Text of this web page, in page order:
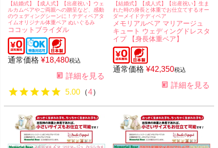
【結婚式】【成人式】【出産祝い】ウェ
ルカムベアやご両親への贈呈など、感動
のウェディングシーンに！テディベアタ
イムオリジナル体重ベア ぬいぐるみ
ココットブライダル
通常価格 ¥18,480税込
詳細を見る
5.00 （4）
【結婚式】【成人式】【出産祝い】生ま
れた時の身長と体重でお仕立てするオー
ダーメイドテディベア
メモリアルベア マリアージュ
キュート ウェディングドレスタ
イプ 【身長体重ベア】
通常価格 ¥42,350税込
詳細を見る